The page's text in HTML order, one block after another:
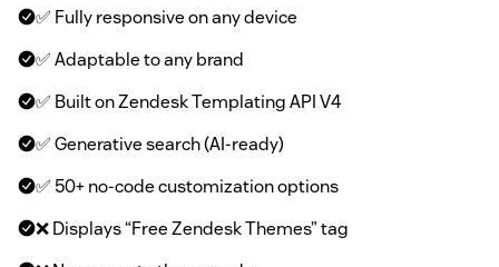
✅ Fully responsive on any device
✅ Adaptable to any brand
✅ Built on Zendesk Templating API V4
✅ Generative search (AI-ready)
✅ 50+ no-code customization options
❌ Displays “Free Zendesk Themes” tag